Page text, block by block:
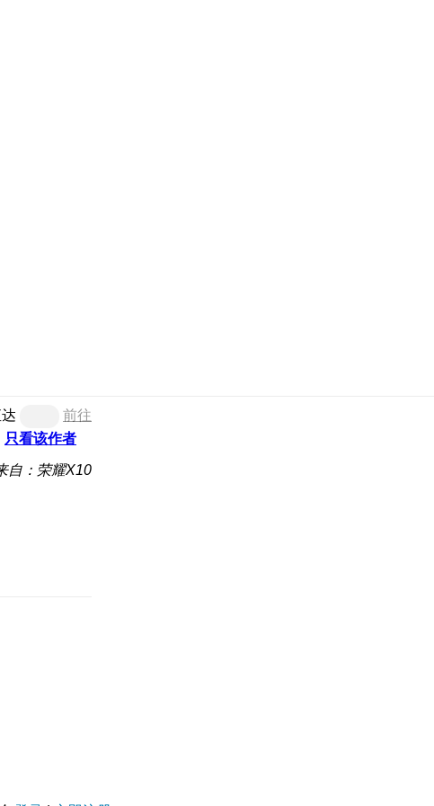
前往
只看该作者
自：荣耀X10